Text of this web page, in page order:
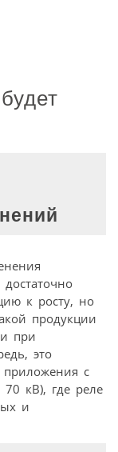
к росту, но
продукции
при
это
приложения с
кВ), где реле
и